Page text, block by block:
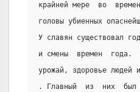
крайней мере  во
головы убиенных
У славян существовал
и смены  времен  года.
урожай, здоровье людей
. Главный  из  них  был